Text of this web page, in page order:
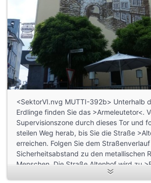
<SektorVI.nvg MUTTI-392b> Unterhalb
Erdlinge finden Sie das >Armeleutetor<.
Supervisionszone durch dieses Tor und
steilen Weg herab, bis Sie die Straße
erreichen. Folgen Sie dem
Sicherheitsabstand zu den metallischen
Menschen. Die Straße Altenhof wird zu
Folgen Sie >Brüderweg< bis zu einer